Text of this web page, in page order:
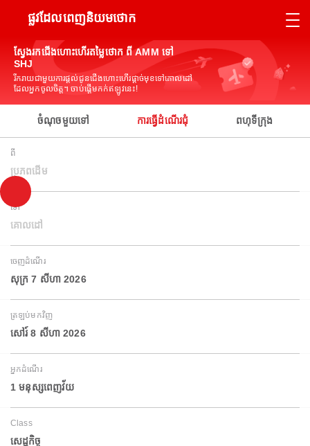
ផ្លូវដែលពេញនិយមថោក
ស្វែងរកជើងហោះហើរតម្លៃថោក ពី AMM ទៅ
SHJ
រីករាយជាមួយការផ្តល់ជូនជើងហោះហើរផ្តាច់មុខទៅគោលដៅ
ដែលអ្នកចូលចិត្ត។ ចាប់ផ្តើមកក់ឥឡូវនេះ!
ចំណុចមួយទៅ ការធ្វើដំណើរជុំ ពហុទីក្រុង
ពី
ប្រភពដើម
ទៅ
គោលដៅ
ចេញដំណើរ
សុក្រ 7 សីហា 2026
ត្រឡប់មកវិញ
សៅរ៍ 8 សីហា 2026
អ្នកដំណើរ
1 មនុស្សពេញវ័យ
Class
សេដ្ឋកិច្ច